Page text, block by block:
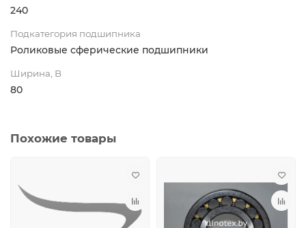
240
Подкатегория подшипника
Роликовые сферические подшипники
Ширина, B
80
Похожие товары